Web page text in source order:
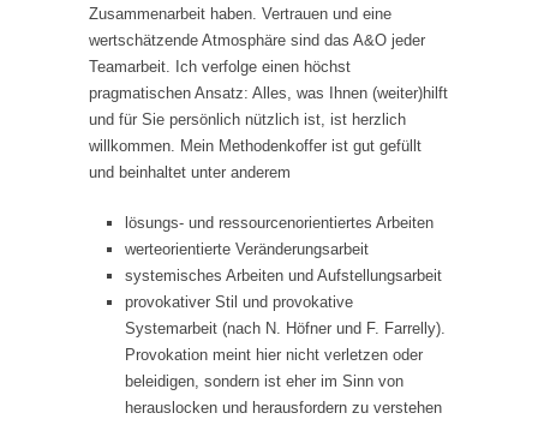
Zusammenarbeit haben. Vertrauen und eine
wertschätzende Atmosphäre sind das A&O jeder
Teamarbeit. Ich verfolge einen höchst
pragmatischen Ansatz: Alles, was Ihnen (weiter)hilft
und für Sie persönlich nützlich ist, ist herzlich
willkommen. Mein Methodenkoffer ist gut gefüllt
und beinhaltet unter anderem
lösungs- und ressourcenorientiertes Arbeiten
werteorientierte Veränderungsarbeit
systemisches Arbeiten und Aufstellungsarbeit
provokativer Stil und provokative
Systemarbeit (nach N. Höfner und F. Farrelly).
Provokation meint hier nicht verletzen oder
beleidigen, sondern ist eher im Sinn von
herauslocken und herausfordern zu verstehen